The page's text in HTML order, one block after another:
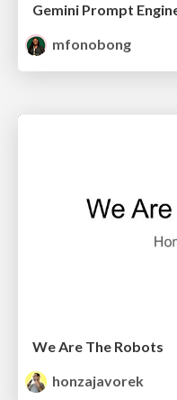
mfonobong
We Are The Robots
honzajavorek